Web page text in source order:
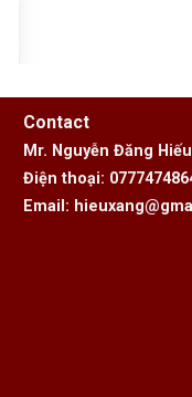
Contact
Mr. Nguyễn Đăng Hiếu
Điện thoại:
Email: